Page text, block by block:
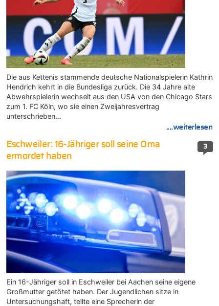
Die aus Kettenis stammende deutsche Nationalspielerin Kathrin
Hendrich kehrt in die Bundesliga zurück. Die 34 Jahre alte
Abwehrspielerin wechselt aus den USA von den Chicago Stars
zum 1. FC Köln, wo sie einen Zweijahresvertrag
unterschrieben…
....weiterlesen
3
Eschweiler: 16-Jähriger soll seine Oma
ermordet haben
Ein 16-Jähriger soll in Eschweiler bei Aachen seine eigene
Großmutter getötet haben. Der Jugendlichen sitze in
Untersuchungshaft, teilte eine Sprecherin der